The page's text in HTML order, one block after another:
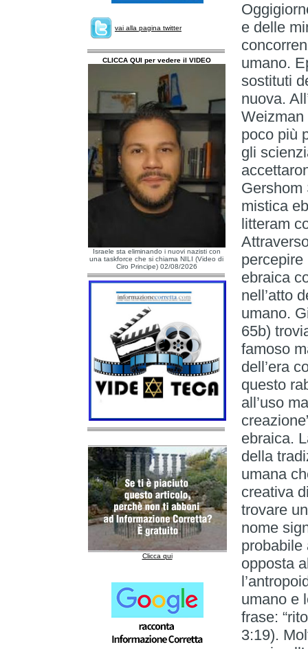
vai alla pagina twitter
CLICCA QUI per vedere il VIDEO
Israele sta eliminando i nuovi nazisti con
una taskforce che si chiama NILI (Video di
Ciro Principe) 02/08/2026
Clicca qui
e delle
umano.
sostituti
nuova.
Weizman
poco più
gli
Gershom
mistica
litteram
percepire
ebraica
nell’atto
umano.
65b)
famoso
dell’era
questo
all’uso
ebraica.
della
umana
creativa
trovare
nome
probabile
opposta
umano e
frase:
3:19).